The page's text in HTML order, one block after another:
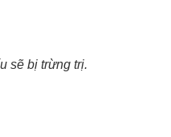
sẽ bị trừng trị.